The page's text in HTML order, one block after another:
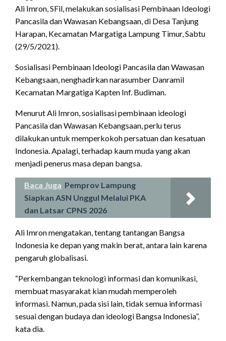
Ali Imron, SFil, melakukan sosialisasi Pembinaan Ideologi
Pancasila dan Wawasan Kebangsaan, di Desa Tanjung
Harapan, Kecamatan Margatiga Lampung Timur, Sabtu
(29/5/2021).
Sosialisasi Pembinaan Ideologi Pancasila dan Wawasan
Kebangsaan, nenghadirkan narasumber Danramil
Kecamatan Margatiga Kapten Inf. Budiman.
Menurut Ali Imron, sosialisasi pembinaan ideologi
Pancasila dan Wawasan Kebangsaan, perlu terus
dilakukan untuk memperkokoh persatuan dan kesatuan
Indonesia. Apalagi, terhadap kaum muda yang akan
menjadi penerus masa depan bangsa.
Baca Juga Pemprov Lampung
Siapkan ASN Unggul Melalui PKA
dan Latsar CPNS 2026
Ali Imron mengatakan, tentang tantangan Bangsa
Indonesia ke depan yang makin berat, antara lain karena
pengaruh globalisasi.
“Perkembangan teknologi informasi dan komunikasi,
membuat masyarakat kian mudah memperoleh
informasi. Namun, pada sisi lain, tidak semua informasi
sesuai dengan budaya dan ideologi Bangsa Indonesia”,
kata dia.